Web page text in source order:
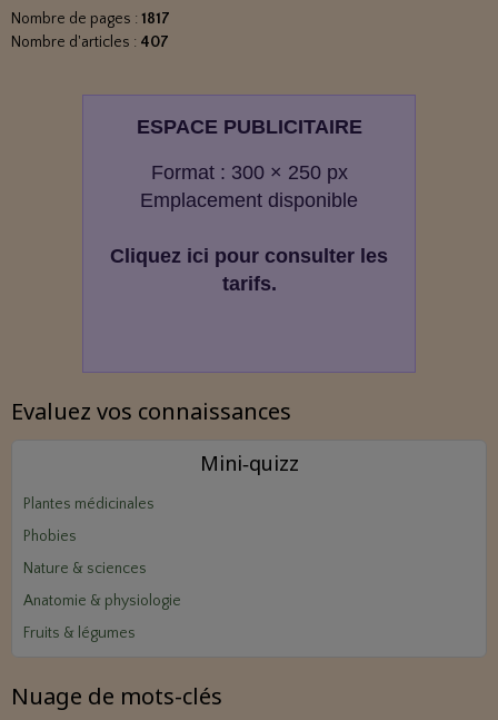
Nombre de pages : 1817
Nombre d'articles : 407
ESPACE PUBLICITAIRE
Format : 300 × 250 px
Emplacement disponible
Cliquez ici pour consulter les
tarifs.
Evaluez vos connaissances
Mini‑quizz
Plantes médicinales
Phobies
Nature & sciences
Anatomie & physiologie
Fruits & légumes
Nuage de mots-clés